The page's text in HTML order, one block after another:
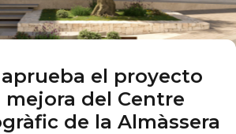
el proyecto
mejora del Centre
de la Almàssera